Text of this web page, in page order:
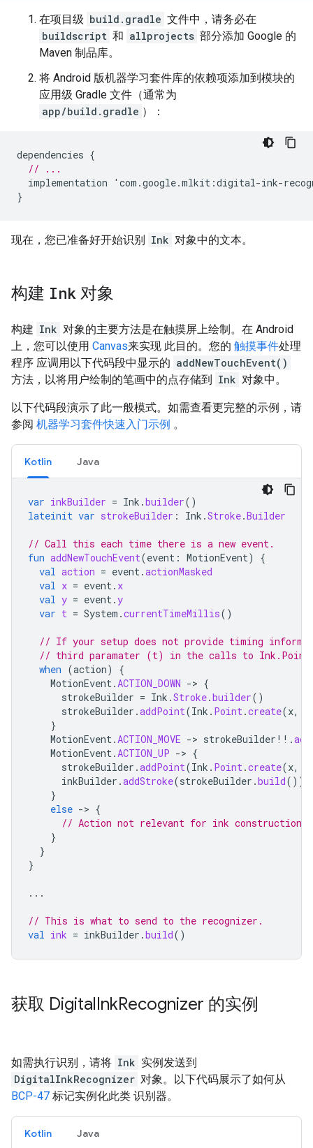
在项目级 build.gradle 文件中，请务必在
buildscript 和 allprojects 部分添加 Google 的
Maven 制品库。
将 Android 版机器学习套件库的依赖项添加到模块的
应用级 Gradle 文件（通常为
app/build.gradle ）：
dependencies {
// ...
implementation
' com .google.mlkit :digital-ink-
}
现在，您已准备好开始识别 Ink 对象中的文本。
构建 Ink 对象
构建 Ink 对象的主要方法是在触摸屏上绘制。在 Android
上，您可以使用 Canvas来实现 此目的。您的 触摸事件处理
程序 应调用以下代码段中显示的 addNewTouchEvent()
方法，以将用户绘制的笔画中的点存储到 Ink 对象中。
以下代码段演示了此一般模式。如需查看更完整的示例，请
参阅 机器学习套件快速入门示例 。
Kotlin Java
var inkBuilder = Ink .builder()
lateinit var strokeBuilder : Ink .Stroke.Builder
// Call this each time there is a new event.
fun addNewTouchEvent(event : MotionEvent)
{
val action = event.actionMasked
val x = event. x
val y = event.y
var t = System .currentTimeMillis()
// If your setup does not provide timing
// third paramater (t) in the calls to
when (action)
{
MotionEvent.ACTION_DOWN -> {
strokeBuilder = Ink .Stroke.builder()
strokeBuilder .addPoint(Ink . Point.create(x,
}
MotionEvent.ACTION_MOVE -> strokeBuilder !! .
MotionEvent.ACTION_UP -> {
strokeBuilder .addPoint(Ink . Point.create(x,
inkBuilder .addStroke(strokeBuilder .build())
}
else -> {
// Action not relevant for ink construction
}
}
}
...
// This is what to send to the recognizer.
val ink = inkBuilder .build()
获取 DigitalInkRecognizer 的实例
如需执行识别，请将 Ink 实例发送到
DigitalInkRecognizer 对象。以下代码展示了如何从
BCP-47 标记实例化此类 识别器。
Kotlin Java